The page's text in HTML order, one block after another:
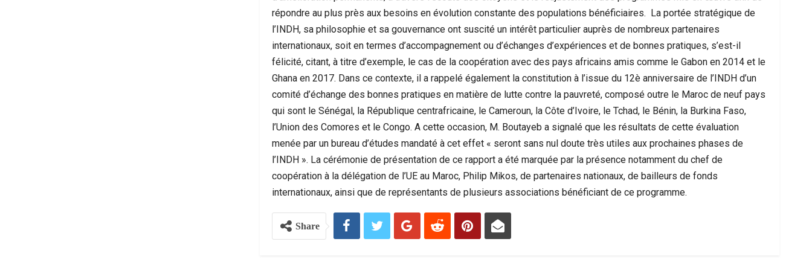
répondre au plus près aux besoins en évolution constante des populations bénéficiaires. La portée stratégique de
l’INDH, sa philosophie et sa gouvernance ont suscité un intérêt particulier auprès de nombreux partenaires
internationaux, soit en termes d’accompagnement ou d’échanges d’expériences et de bonnes pratiques, s’est-il
félicité, citant, à titre d’exemple, le cas de la coopération avec des pays africains amis comme le Gabon en 2014 et le
Ghana en 2017. Dans ce contexte, il a rappelé également la constitution à l’issue du 12è anniversaire de l’INDH d’un
comité d’échange des bonnes pratiques en matière de lutte contre la pauvreté, composé outre le Maroc de neuf pays
qui sont le Sénégal, la République centrafricaine, le Cameroun, la Côte d’Ivoire, le Tchad, le Bénin, la Burkina Faso,
l’Union des Comores et le Congo. A cette occasion, M. Boutayeb a signalé que les résultats de cette évaluation
menée par un bureau d’études mandaté à cet effet « seront sans nul doute très utiles aux prochaines phases de
l’INDH ». La cérémonie de présentation de ce rapport a été marquée par la présence notamment du chef de
coopération à la délégation de l’UE au Maroc, Philip Mikos, de partenaires nationaux, de bailleurs de fonds
internationaux, ainsi que de représentants de plusieurs associations bénéficiant de ce programme.
Share